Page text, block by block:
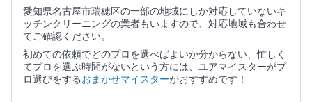
愛知県名古屋市瑞穂区の一部の地域にしか対応していないキ
ッチンクリーニングの業者もいますので、対応地域も合わせ
てご確認ください。
初めての依頼でどのプロを選べばよいか分からない、忙しく
てプロを選ぶ時間がないという方には、ユアマイスターがプ
ロ選びをする おまかせマイスターがおすすめです！